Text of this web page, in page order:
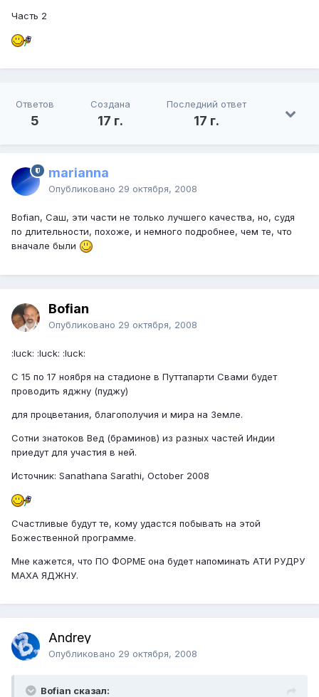
Часть 2
Ответов
5
Создана
17 г.
Последний ответ
17 г.
marianna
Опубликовано 29 октября, 2008
Bofian, Саш, эти части не только лучшего качества, но, судя
по длительности, похоже, и немного подробнее, чем те, что
вначале были
Bofian
Опубликовано 29 октября, 2008
:luck: :luck: :luck:
C 15 по 17 ноября на стадионе в Путтапарти Свами будет
проводить яджну (пуджу)
для процветания, благополучия и мира на Земле.
Сотни знатоков Вед (браминов) из разных частей Индии
приедут для участия в ней.
Источник: Sanathana Sarathi, October 2008
Счастливые будут те, кому удастся побывать на этой
Божественной программе.
Мне кажется, что ПО ФОРМЕ она будет напоминать АТИ РУДРУ
МАХА ЯДЖНУ.
Andrey
Опубликовано 29 октября, 2008
Bofian сказал: